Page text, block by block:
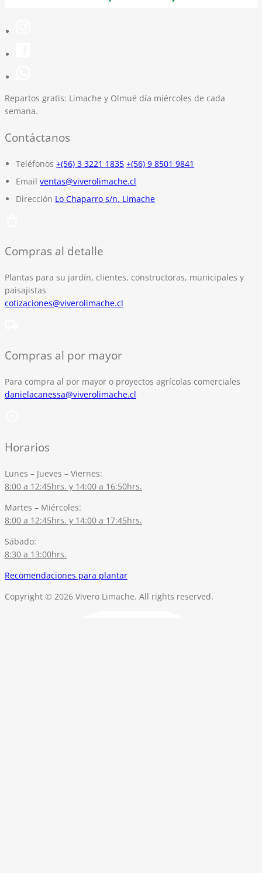
Repartos gratis: Limache y Olmué día miércoles de cada
semana.
Contáctanos
Teléfonos +(56) 3 3221 1835 +(56) 9 8501 9841
Email ventas@viverolimache.cl
Dirección Lo Chaparro s/n. Limache
Compras al detalle
Plantas para su jardín, clientes, constructoras, municipales y
paisajistas
cotizaciones@viverolimache.cl
Compras al por mayor
Para compra al por mayor o proyectos agrícolas comerciales
danielacanessa@viverolimache.cl
Horarios
Lunes – Jueves – Viernes:
8:00 a 12:45hrs. y 14:00 a 16:50hrs.
Martes – Miércoles:
8:00 a 12:45hrs. y 14:00 a 17:45hrs.
Sábado:
8:30 a 13:00hrs.
Recomendaciones para plantar
Copyright © 2026 Vivero Limache. All rights reserved.